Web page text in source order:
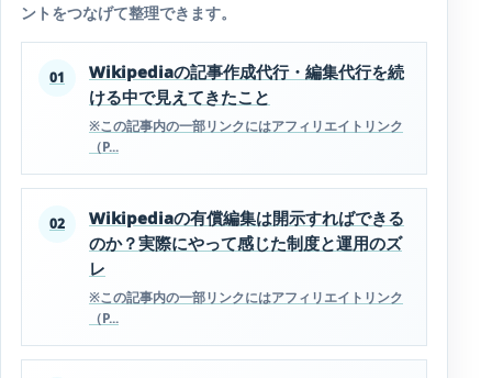
ントをつなげて整理できます。
01
Wikipediaの記事作成代行・編集代行を続
ける中で見えてきたこと
※この記事内の一部リンクにはアフィリエイトリンク
（P...
02
Wikipediaの有償編集は開示すればできる
のか？実際にやって感じた制度と運用のズ
レ
※この記事内の一部リンクにはアフィリエイトリンク
（P...